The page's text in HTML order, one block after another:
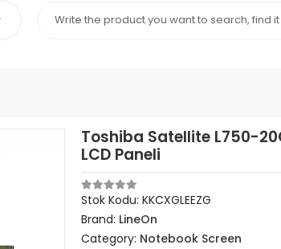
Toshiba Satellite L750-
LCD Paneli
Stok Kodu: KKCXGLEEZG
Brand: LineOn
Category: Notebook Screen